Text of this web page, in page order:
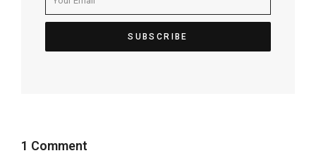
1 Comment